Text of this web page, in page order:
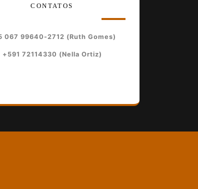
CONTATOS
067 99640-2712 (Ruth Gomes)
+591 72114330 (Nella Ortiz)